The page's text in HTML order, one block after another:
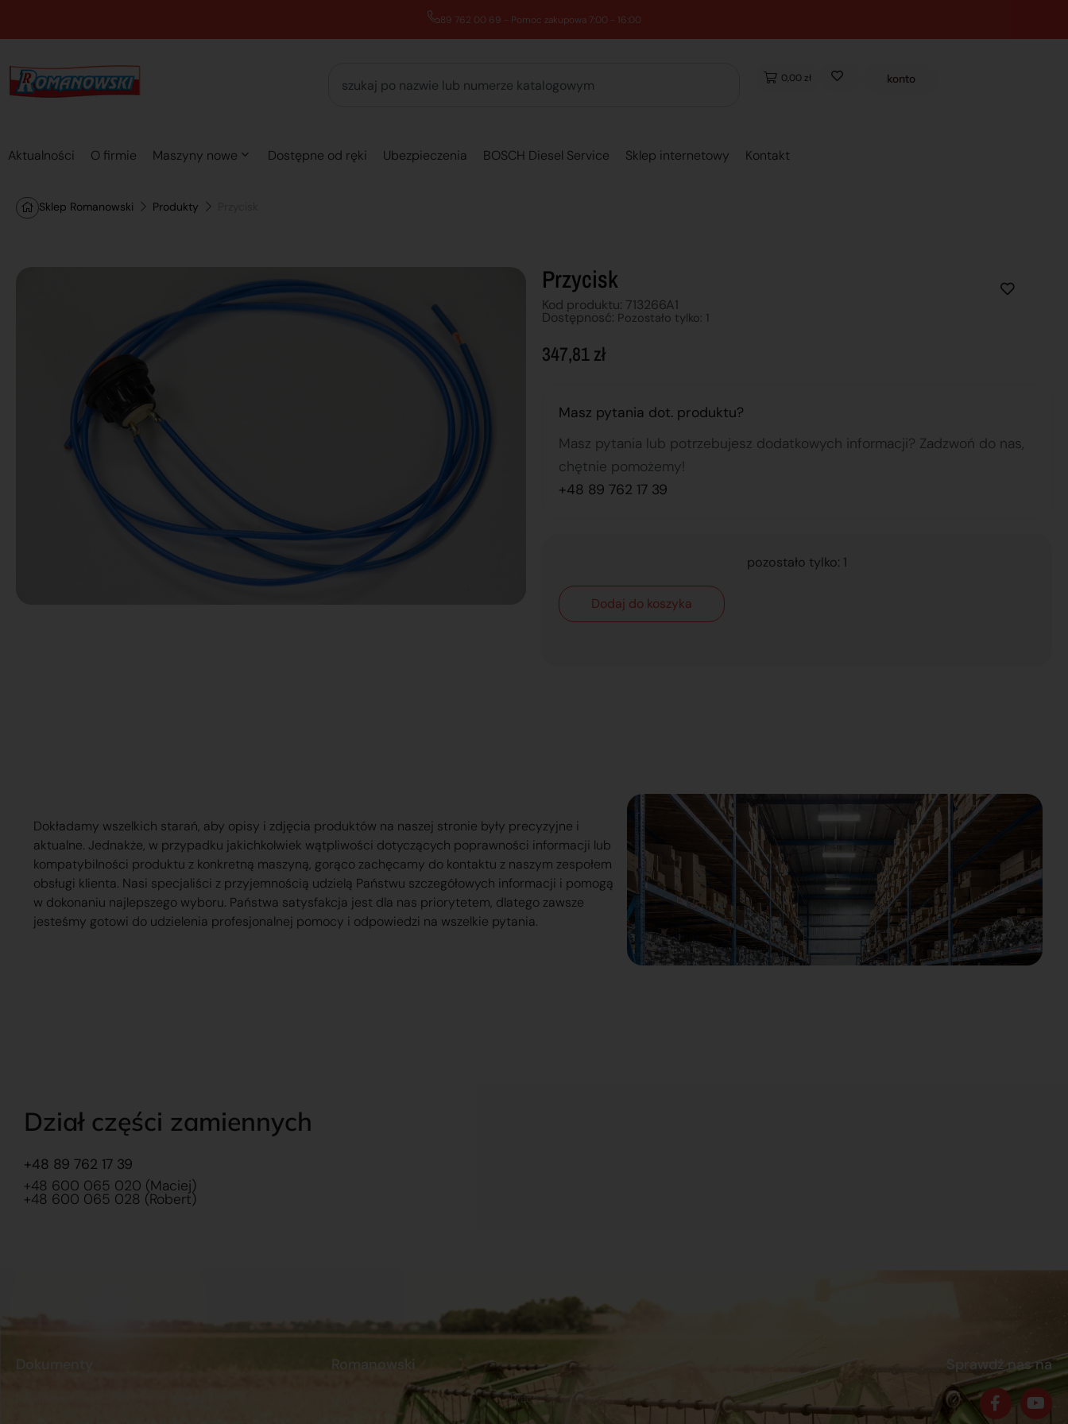
89 762 00 69 - Pomoc zakupowa 7:00 - 16:00
0,00 zł konto
Aktualności O firmie Maszyny nowe Dostępne od ręki Ubezpieczenia BOSCH Diesel Service Sklep internetowy Kontakt
Sklep Romanowski Produkty
Przycisk
Kod produktu: 713266A1
Dostępnosć: Pozostało tylko: 1
347,81zł
Masz pytania dot. produktu?
Masz pytania lub potrzebujesz dodatkowych informacji? Zadzwoń do nas,
chętnie pomożemy!
+48 89 762 17 39
pozostało tylko: 1
Dodaj do koszyka
Dokładamy wszelkich starań, aby opisy i zdjęcia produktów na naszej stronie były precyzyjne i
aktualne. Jednakże, w przypadku jakichkolwiek wątpliwości dotyczących poprawności informacji lub
kompatybilności produktu z konkretną maszyną, gorąco zachęcamy do kontaktu z naszym zespołem
obsługi klienta. Nasi specjaliści z przyjemnością udzielą Państwu szczegółowych informacji i pomogą
w dokonaniu najlepszego wyboru. Państwa satysfakcja jest dla nas priorytetem, dlatego zawsze
jesteśmy gotowi do udzielenia profesjonalnej pomocy i odpowiedzi na wszelkie pytania.
Dział części zamiennych
+48 89 762 17 39
+48 600 065 020 (Maciej)
+48 600 065 028 (Robert)
Dokumenty Romanowski
Praca
Sprawdź nas na